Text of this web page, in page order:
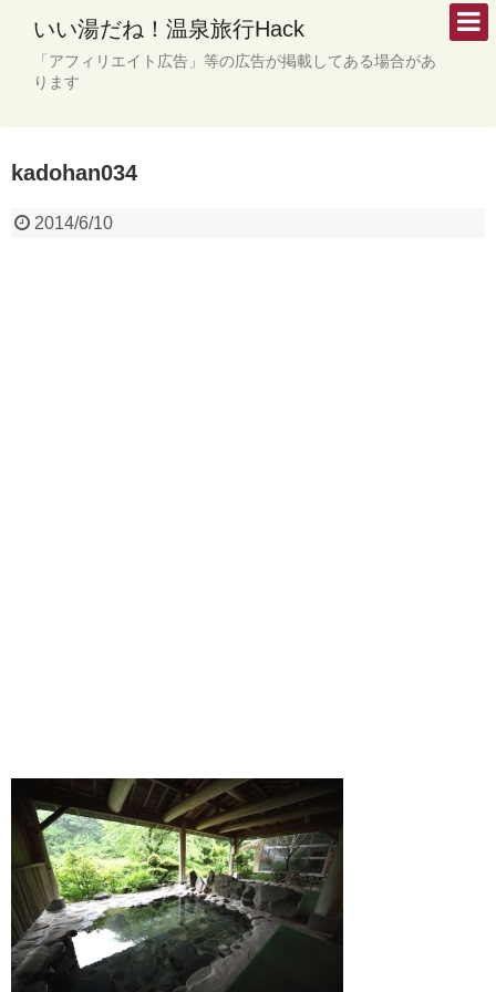
いい湯だね！温泉旅行Hack
「アフィリエイト広告」等の広告が掲載してある場合があ
ります
kadohan034
2014/6/10